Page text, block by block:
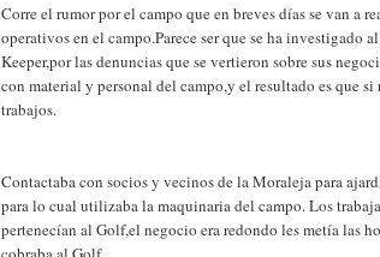
Corre el rumor por el campo que en breves días se van a
operativos en el campo.Parece ser que se ha investigado
Keeper,por las denuncias que se vertieron sobre sus
con material y personal del campo,y el resultado es que si
trabajos.
Contactaba con socios y vecinos de la Moraleja para
para lo cual utilizaba la maquinaria del campo. Los
pertenecían al Golf,el negocio era redondo les metía las